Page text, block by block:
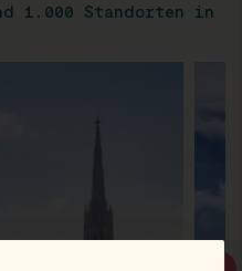
1.000 Standorten in